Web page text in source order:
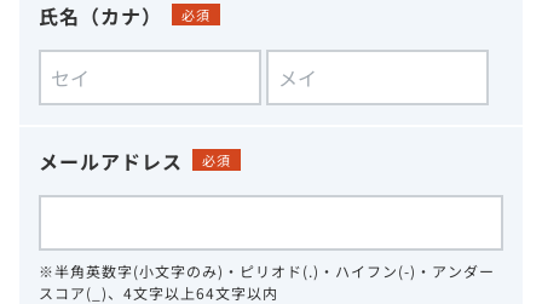
氏名（カナ） 必須
メールアドレス 必須
※半角英数字(小文字のみ)・ピリオド(.)・ハイフン(-)・アンダー
スコア(_)、4文字以上64文字以内